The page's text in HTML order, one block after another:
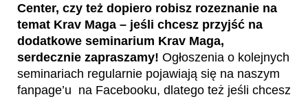
Center, czy też dopiero robisz rozeznanie na
temat Krav Maga – jeśli chcesz przyjść na
dodatkowe seminarium Krav Maga,
serdecznie zapraszamy! Ogłoszenia o kolejnych
seminariach regularnie pojawiają się na naszym
fanpage’u na Facebooku, dlatego też jeśli chcesz